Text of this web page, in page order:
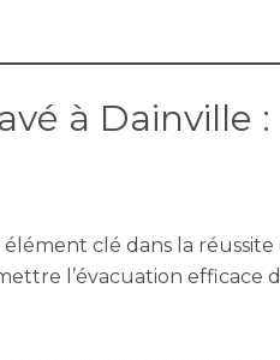
à Dainville
élément clé dans la
l’évacuation efficace